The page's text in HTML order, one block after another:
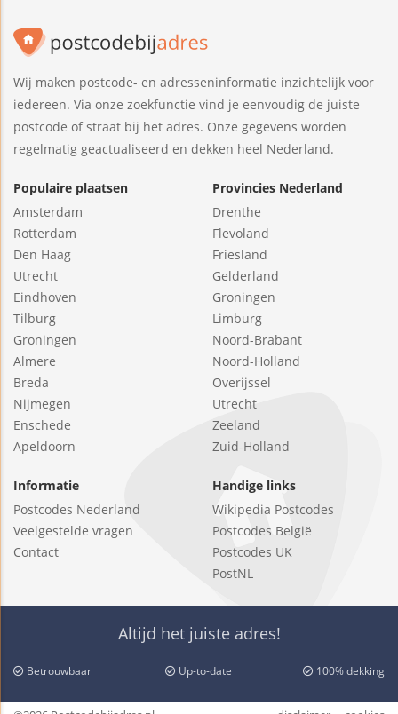
Wij maken postcode- en adresseninformatie inzichtelijk voor
iedereen. Via onze zoekfunctie vind je eenvoudig de juiste
postcode of straat bij het adres. Onze gegevens worden
regelmatig geactualiseerd en dekken heel Nederland.
Populaire plaatsen
Amsterdam
Rotterdam
Den Haag
Utrecht
Eindhoven
Tilburg
Groningen
Almere
Breda
Nijmegen
Enschede
Apeldoorn
Provincies Nederland
Drenthe
Flevoland
Friesland
Gelderland
Groningen
Limburg
Noord-Brabant
Noord-Holland
Overijssel
Utrecht
Zeeland
Zuid-Holland
Informatie
Postcodes Nederland
Veelgestelde vragen
Contact
Handige links
Wikipedia Postcodes
Postcodes België
Postcodes UK
PostNL
Altijd het juiste adres!
Betrouwbaar Up-to-date 100% dekking